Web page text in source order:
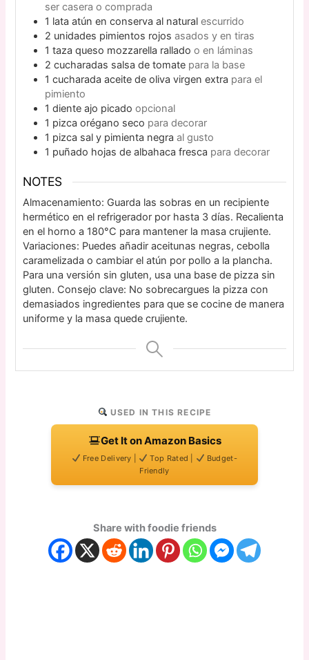
ser casera o comprada
1 lata atún en conserva al natural escurrido
2 unidades pimientos rojos asados y en tiras
1 taza queso mozzarella rallado o en láminas
2 cucharadas salsa de tomate para la base
1 cucharada aceite de oliva virgen extra para el
pimiento
1 diente ajo picado opcional
1 pizca orégano seco para decorar
1 pizca sal y pimienta negra al gusto
1 puñado hojas de albahaca fresca para decorar
NOTES
Almacenamiento: Guarda las sobras en un recipiente
hermético en el refrigerador por hasta 3 días. Recalienta
en el horno a 180°C para mantener la masa crujiente.
Variaciones: Puedes añadir aceitunas negras, cebolla
caramelizada o cambiar el atún por pollo a la plancha.
Para una versión sin gluten, usa una base de pizza sin
gluten. Consejo clave: No sobrecargues la pizza con
demasiados ingredientes para que se cocine de manera
uniforme y la masa quede crujiente.
USED IN THIS RECIPE
Get It on Amazon Basics
Free Delivery | Top Rated |
Budget-
Friendly
Share with foodie friends